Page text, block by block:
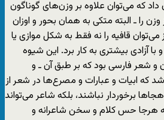
که می‌توان علاوه بر وزن‌های گوناگون
را ـ البته متکی به‌‌‌ همان بحور و اوزان
قافیه را نه فقط به شکل موازی یا
آزادی بیشتری به کار برد. این شیوه
و شعر فارسی بود که بر طبق آن ـ و
که ابیات و عبارات و مصرع‌ها در شعر از
برخوردار نباشند، بلکه شاعر می‌تواند
که هرجا حس کلام و سخن شاعرانه و